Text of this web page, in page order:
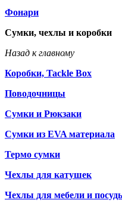
Фонари
Сумки, чехлы и коробки
Назад к главному
Коробки, Tackle Box
Поводочницы
Сумки и Рюкзаки
Сумки из EVA материала
Термо сумки
Чехлы для катушек
Чехлы для мебели и